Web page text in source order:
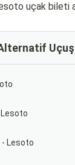
uçak bileti
Lesoto